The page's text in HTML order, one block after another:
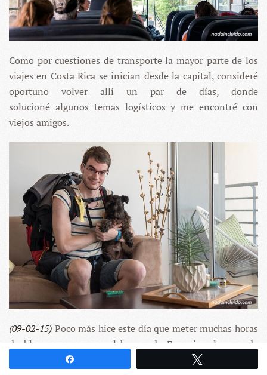
Como por cuestiones de transporte la mayor parte de los
viajes en Costa Rica se inician desde la capital, consideré
oportuno volver allí un par de días, donde
solucioné algunos temas logísticos y me encontré con
viejos amigos.
(09-02-15) Poco más hice este día que meter muchas horas
de blog y pasear con el bueno de Eugenio, el perro de
Adriana, mi anfitriona de cabecera en San José. Mucho